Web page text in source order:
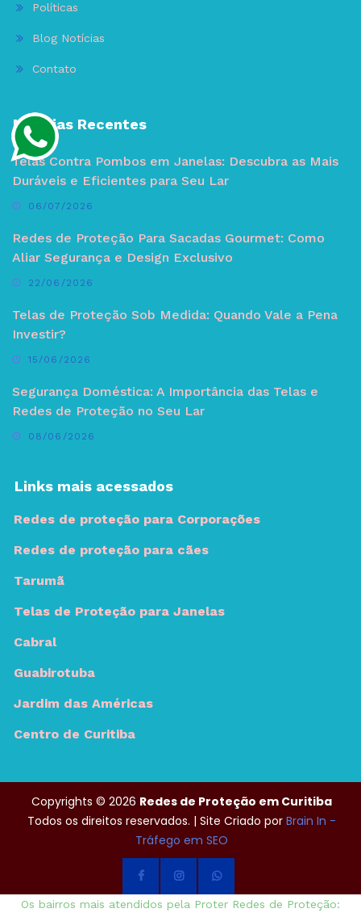
Políticas
Blog Notícias
Contato
Noticias Recentes
Telas Contra Pombos em Janelas: Descubra as Mais
Duráveis e Eficientes para Seu Lar
06/07/2026
Redes de Proteção Para Sacadas Gourmet: Como
Aliar Segurança e Design Exclusivo
22/06/2026
Telas de Proteção Sob Medida: Quando Vale a Pena
Investir?
15/06/2026
Segurança Doméstica: A Importância das Telas e
Redes de Proteção no Seu Lar
08/06/2026
Links mais acessados
Redes de proteção para Corporações
Redes de proteção para cães
Tarumã
Telas de Proteção para Janelas
Cabral
Guabirotuba
Jardim das Américas
Centro de Curitiba
Copyrights © 2026 Redes de Proteção em Curitiba
Todos os direitos reservados. | Site Criado por Brain In -
Tráfego em SEO
Os bairros mais atendidos pela Proter Redes de Proteção: